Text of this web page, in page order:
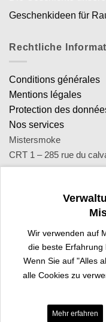
Geschenkideen für
Rechtliche
Conditions générales
Mentions légales
Protection des
Nos services
Mistersmoke
CRT 1 – 285 rue du
SA Royal Distribution -
Contact : notre équipe
sav@mistersmoke.com
lundi au vendredi de 9h
Credit
Wir verwenden auf
die beste Erfahrung
Wenn Sie auf "Alles
alle Cookies zu
Mehr erfahren